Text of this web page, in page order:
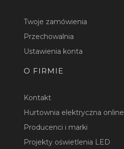
Twoje zamówienia
Przechowalnia
Ustawienia konta
O FIRMIE
Kontakt
Hurtownia elektryczna online
Producenci i marki
Projekty oświetlenia LED